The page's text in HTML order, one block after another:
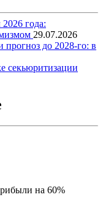
года:
29.07.2026
до 2028-го: в
секьюритизации
на 60%